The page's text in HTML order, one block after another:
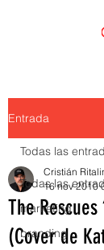
Entrada
Todas las
marketing
branding
Todas las
The Rescues
(Cover de
Cristián
16 nov 2010